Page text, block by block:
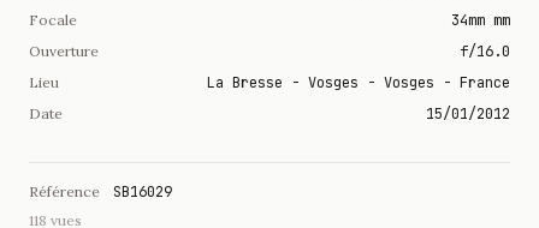
Focale 34mm mm
Ouverture f/16.0
Lieu La Bresse - Vosges - Vosges - France
Date 15/01/2012
Référence SB16029
118 vues